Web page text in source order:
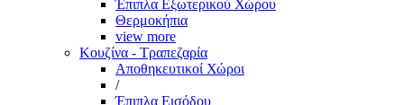
Έπιπλα Εξωτερικού Χώρου
Θερμοκήπια
view more
Κουζίνα - Τραπεζαρία
Αποθηκευτικοί Χώροι
/
Έπιπλα Εισόδου